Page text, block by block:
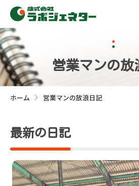
営業マンの放
ホーム >営業マンの放浪日記
最新の日記